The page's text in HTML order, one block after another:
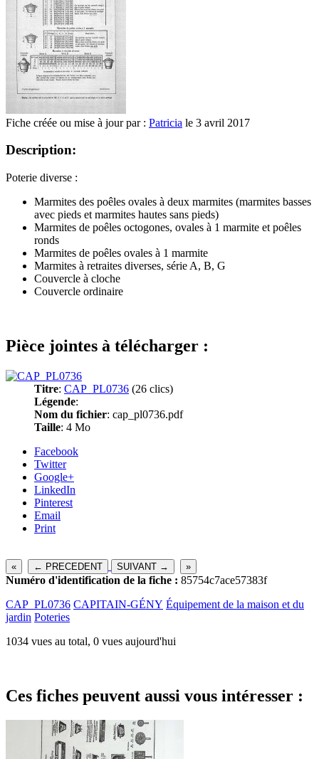
Fiche créée ou mise à jour par : Patricia le 3 avril 2017
Description:
Poterie diverse :
Marmites des poêles ovales à deux marmites (marmites basses
avec pieds et marmites hautes sans pieds)
Marmites de poêles octogones, ovales à 1 marmite et poêles
ronds
Marmites de poêles ovales à 1 marmite
Marmites à retraites diverses, série A, B, G
Couvercle à cloche
Couvercle ordinaire
Pièce jointes à télécharger :
Titre: CAP_PL0736 (26 clics)
Légende:
Nom du fichier: cap_pl0736.pdf
Taille: 4 Mo
Facebook
Twitter
Google+
LinkedIn
Pinterest
Email
Print
« ← PRECEDENT SUIVANT → »
Numéro d'identification de la fiche : 85754c7ace57383f
CAP_PL0736 CAPITAIN-GÉNY Équipement de la maison et du
jardin Poteries
1034 vues au total, 0 vues aujourd'hui
Ces fiches peuvent aussi vous intéresser :